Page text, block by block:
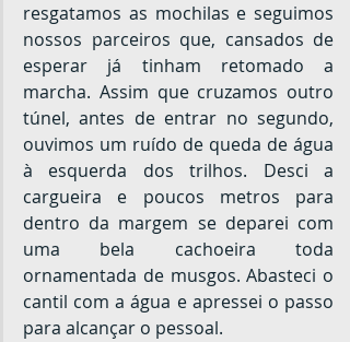
resgatamos as mochilas e seguimos
nossos parceiros que, cansados de
esperar já tinham retomado a
marcha. Assim que cruzamos outro
túnel, antes de entrar no segundo,
ouvimos um ruído de queda de água
à esquerda dos trilhos. Desci a
cargueira e poucos metros para
dentro da margem se deparei com
uma bela cachoeira toda
ornamentada de musgos. Abasteci o
cantil com a água e apressei o passo
para alcançar o pessoal.